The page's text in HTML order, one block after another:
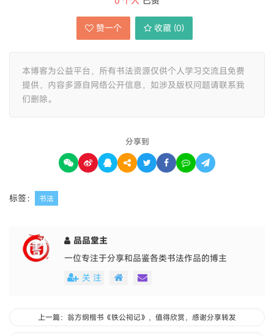
赞一个 收藏 (0)
本博客为公益平台，所有书法资源仅供个人学习交流且免费
提供，内容多源自网络公开信息，如涉及版权问题请联系我
们删除。
分享到
标签： 书法
品品堂主
一位专注于分享和品鉴各类书法作品的博主
关 注
上一篇：翁方纲楷书《铁公祠记》，值得欣赏，感谢分享转发